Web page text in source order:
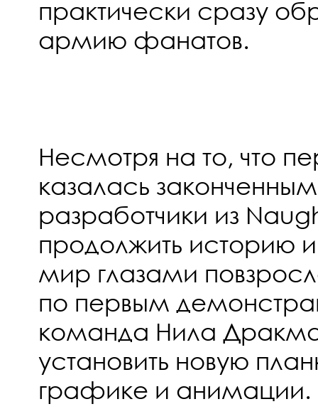
практически сразу
армию фанатов.
Несмотря на то, что
казалась
разработчики из
продолжить историю
мир глазами
по первым
команда Нила
установить новую
графике и анимации.